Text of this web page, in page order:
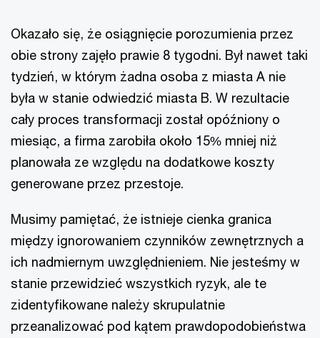
Okazało się, że osiągnięcie porozumienia przez
obie strony zajęło prawie 8 tygodni. Był nawet taki
tydzień, w którym żadna osoba z miasta A nie
była w stanie odwiedzić miasta B. W rezultacie
cały proces transformacji został opóźniony o
miesiąc, a firma zarobiła około 15% mniej niż
planowała ze względu na dodatkowe koszty
generowane przez przestoje.
Musimy pamiętać, że istnieje cienka granica
między ignorowaniem czynników zewnętrznych a
ich nadmiernym uwzględnieniem. Nie jesteśmy w
stanie przewidzieć wszystkich ryzyk, ale te
zidentyfikowane należy skrupulatnie
przeanalizować pod kątem prawdopodobieństwa